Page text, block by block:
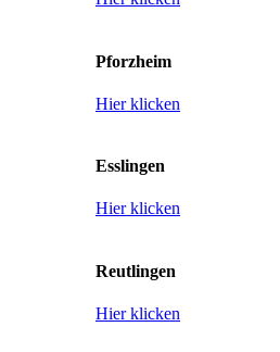
Pforzheim
Hier klicken
Esslingen
Hier klicken
Reutlingen
Hier klicken